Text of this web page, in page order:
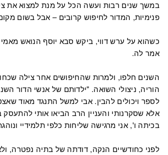
במשך שנים רבות ועשה הכל על מנת למצוא את
פנימיות, המדור לחיפוש קרובים – אבל בשום
כשהוא על ערש דווי, ביקש סבא יוסף הנואש
אמר לה.
השנים חלפו, ולמרות שהחיפושים אחר צילה
הוריה, ניצולי השואה. "ילדותם של אנשי הדור
לספר ויכולים להבין. אבי למשל התנגד מאוד
אלא שסקרנותי והעניין הרב הביאו אותי
בכיתה ו', אני מרגישה שליחות כלפי תלמידיי
לפני כחודשיים הנקה, דודתה של בתיה נפטרה,